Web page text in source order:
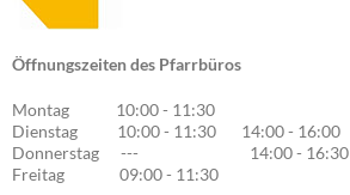
Öffnungszeiten des Pfarrbüros
Montag 10:00 - 11:30
Dienstag 10:00 - 11:30 14:00 - 16:00
Donnerstag --- 14:00 - 16:30
Freitag 09:00 - 11:30